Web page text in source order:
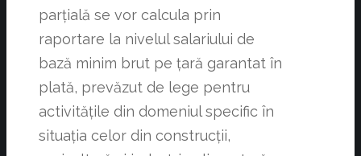
parțială se vor calcula prin
raportare la nivelul salariului de
bază minim brut pe țară garantat în
plată, prevăzut de lege pentru
activitățile din domeniul specific în
situația celor din construcții,